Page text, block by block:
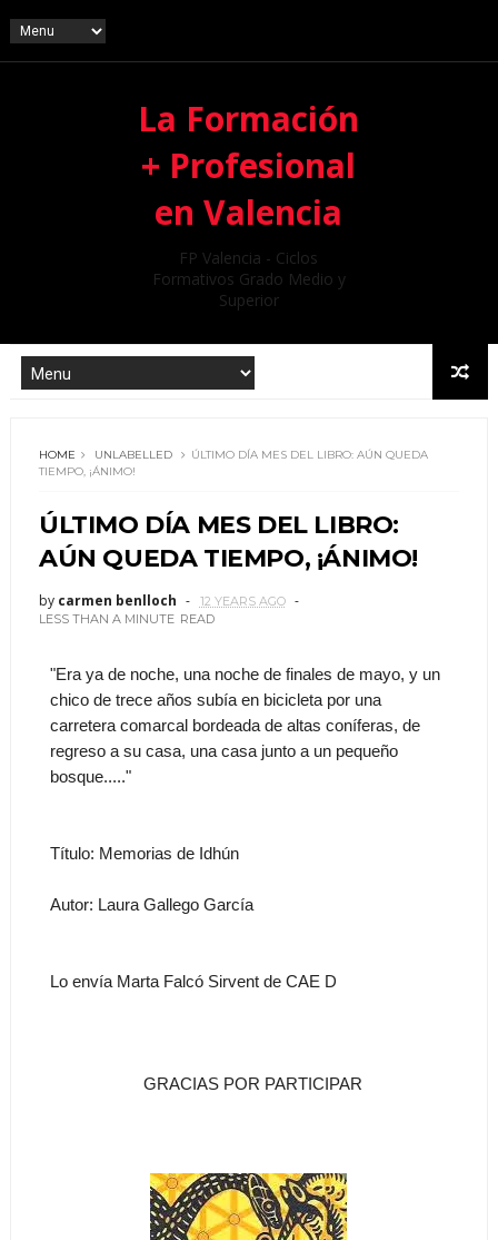
La Formación
+ Profesional
en Valencia
FP Valencia - Ciclos
Formativos Grado Medio y
Superior
HOME UNLABELLED
ÚLTIMO DÍA MES DEL LIBRO: AÚN QUEDA
TIEMPO, ¡ÁNIMO!
ÚLTIMO DÍA MES DEL LIBRO:
AÚN QUEDA TIEMPO, ¡ÁNIMO!
by carmen benlloch
12 YEARS AGO
LESS THAN A MINUTE READ
"Era ya de noche, una noche de finales de mayo, y un
chico de trece años subía en bicicleta por una
carretera comarcal bordeada de altas coníferas, de
regreso a su casa, una casa junto a un pequeño
bosque....."
Título: Memorias de Idhún
Autor: Laura Gallego García
Lo envía Marta Falcó Sirvent de CAE D
GRACIAS POR PARTICIPAR